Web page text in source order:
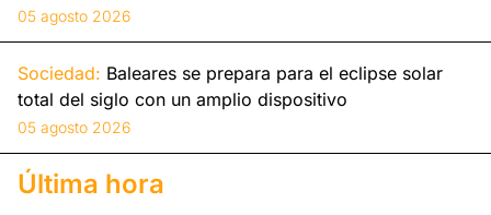
05 agosto 2026
Sociedad: Baleares se prepara para el eclipse solar
total del siglo con un amplio dispositivo
05 agosto 2026
Última hora